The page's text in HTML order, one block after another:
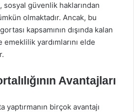
sosyal güvenlik haklarından
olmaktadır. Ancak, bu
kapsamının dışında kalan
yardımlarını elde
Avantajları
yaptırmanın birçok avantajı